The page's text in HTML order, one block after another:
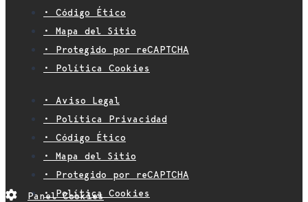
• Código Ético
• Mapa del Sitio
• Protegido por reCAPTCHA
• Política Cookies
• Aviso Legal
• Política Privacidad
• Código Ético
• Mapa del Sitio
• Protegido por reCAPTCHA
• Política Cookies
Panel Cookies